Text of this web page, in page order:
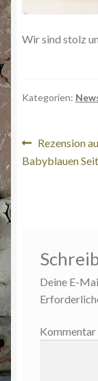
Wir sind stolz
Kategorien:
Vorheriger
Beitrag:
Rezension
Babyblauen
Deine E-
Kommentar